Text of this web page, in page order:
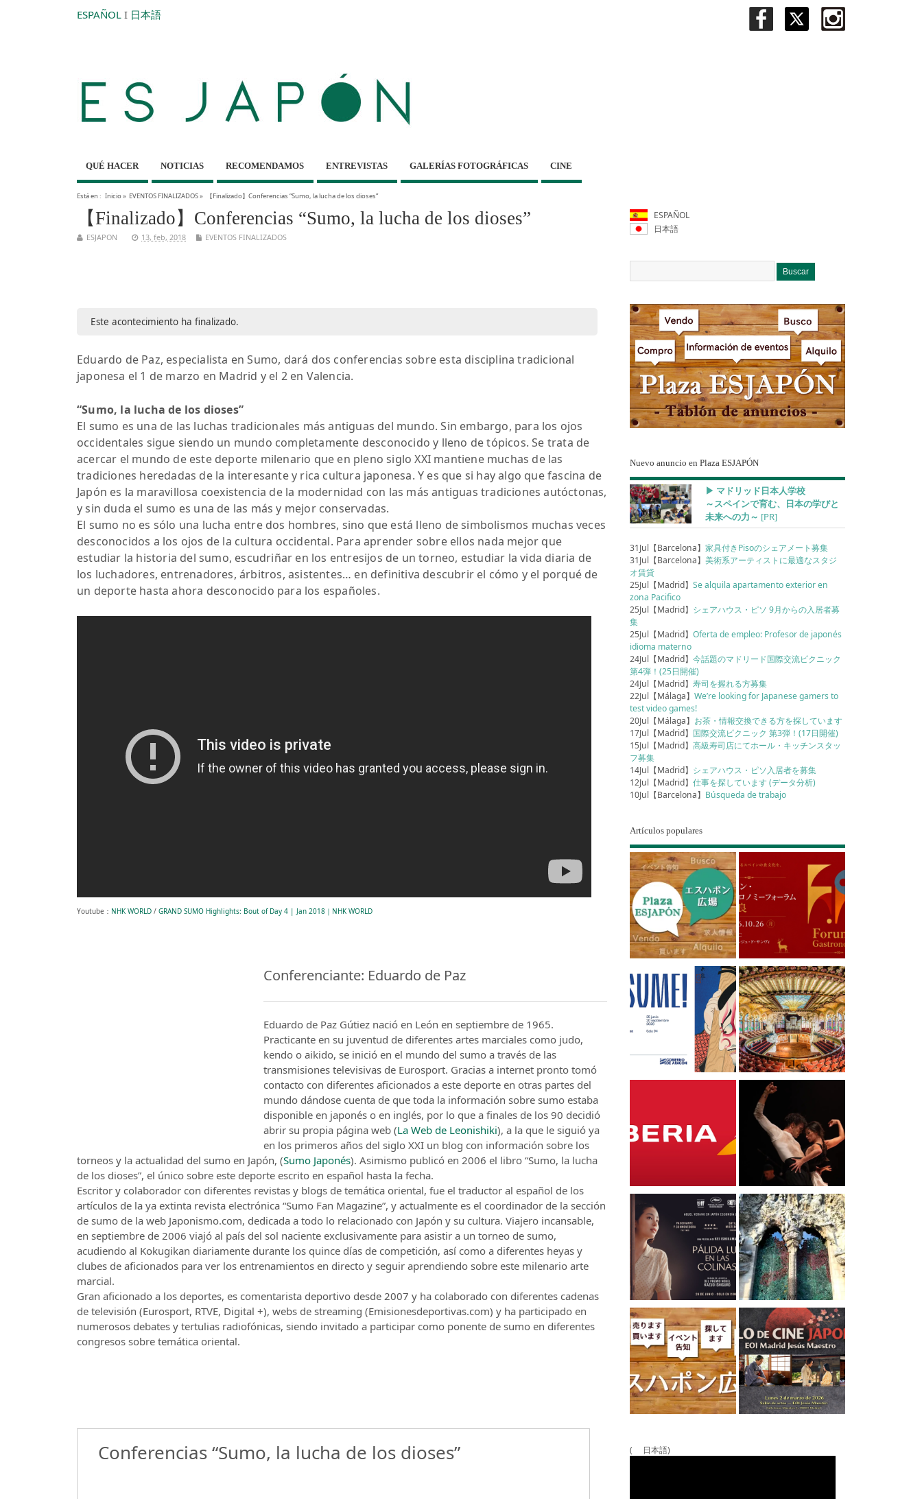
ESPAÑOL I 日本語
QUÉ HACER NOTICIAS RECOMENDAMOS ENTREVISTAS GALERÍAS FOTOGRÁFICAS CINE
Está en : Inicio» EVENTOS FINALIZADOS» 【Finalizado】Conferencias “Sumo, la lucha de los dioses”
【Finalizado】Conferencias “Sumo, la lucha de los dioses”
ESJAPON 13, feb, 2018 EVENTOS FINALIZADOS
Este acontecimiento ha finalizado.
Eduardo de Paz, especialista en Sumo, dará dos conferencias sobre esta disciplina tradicional
japonesa el 1 de marzo en Madrid y el 2 en Valencia.
“Sumo, la lucha de los dioses”
El sumo es una de las luchas tradicionales más antiguas del mundo. Sin embargo, para los ojos
occidentales sigue siendo un mundo completamente desconocido y lleno de tópicos. Se trata de
acercar el mundo de este deporte milenario que en pleno siglo XXI mantiene muchas de las
tradiciones heredadas de la interesante y rica cultura japonesa. Y es que si hay algo que fascina de
Japón es la maravillosa coexistencia de la modernidad con las más antiguas tradiciones autóctonas,
y sin duda el sumo es una de las más y mejor conservadas.
El sumo no es sólo una lucha entre dos hombres, sino que está lleno de simbolismos muchas veces
desconocidos a los ojos de la cultura occidental. Para aprender sobre ellos nada mejor que
estudiar la historia del sumo, escudriñar en los entresijos de un torneo, estudiar la vida diaria de
los luchadores, entrenadores, árbitros, asistentes… en definitiva descubrir el cómo y el porqué de
un deporte hasta ahora desconocido para los españoles.
Youtube： NHK WORLD / GRAND SUMO Highlights: Bout of Day 4 | Jan 2018｜NHK WORLD
Conferenciante: Eduardo de Paz
Eduardo de Paz Gútiez nació en León en septiembre de 1965.
Practicante en su juventud de diferentes artes marciales como judo,
kendo o aikido, se inició en el mundo del sumo a través de las
transmisiones televisivas de Eurosport. Gracias a internet pronto tomó
contacto con diferentes aficionados a este deporte en otras partes del
mundo dándose cuenta de que toda la información sobre sumo estaba
disponible en japonés o en inglés, por lo que a finales de los 90 decidió
abrir su propia página web (La Web de Leonishiki), a la que le siguió ya
en los primeros años del siglo XXI un blog con información sobre los
torneos y la actualidad del sumo en Japón, (Sumo Japonés). Asimismo publicó en 2006 el libro “Sumo, la lucha
de los dioses”, el único sobre este deporte escrito en español hasta la fecha.
Escritor y colaborador con diferentes revistas y blogs de temática oriental, fue el traductor al español de los
artículos de la ya extinta revista electrónica “Sumo Fan Magazine”, y actualmente es el coordinador de la sección
de sumo de la web Japonismo.com, dedicada a todo lo relacionado con Japón y su cultura. Viajero incansable,
en septiembre de 2006 viajó al país del sol naciente exclusivamente para asistir a un torneo de sumo,
acudiendo al Kokugikan diariamente durante los quince días de competición, así como a diferentes heyas y
clubes de aficionados para ver los entrenamientos en directo y seguir aprendiendo sobre este milenario arte
marcial.
Gran aficionado a los deportes, es comentarista deportivo desde 2007 y ha colaborado con diferentes cadenas
de televisión (Eurosport, RTVE, Digital +), webs de streaming (Emisionesdeportivas.com) y ha participado en
numerosos debates y tertulias radiofónicas, siendo invitado a participar como ponente de sumo en diferentes
congresos sobre temática oriental.
Conferencias “Sumo, la lucha de los dioses”
ESPAÑOL
日本語
Nuevo anuncio en Plaza ESJAPÓN
▶︎ マドリッド日本人学校
～スペインで育む、日本の学びと
未来への力～ [PR]
31Jul【Barcelona】家具付きPisoのシェアメート募集
31Jul【Barcelona】美術系アーティストに最適なスタジ
オ賃貸
25Jul【Madrid】Se alquila apartamento exterior en
zona Pacifico
25Jul【Madrid】 シェアハウス・ピソ 9月からの入居者募
集
25Jul【Madrid】Oferta de empleo: Profesor de japonés
idioma materno
24Jul【Madrid】今話題のマドリード国際交流ピクニック
第4弾！(25日開催)
24Jul【Madrid】寿司を握れる方募集
22Jul【Málaga】We’re looking for Japanese gamers to
test video games!
20Jul【Málaga】 お茶・情報交換できる方を探しています
17Jul【Madrid】 国際交流ピクニック 第3弾！(17日開催)
15Jul【Madrid】高級寿司店にてホール・キッチンスタッ
フ募集
14Jul【Madrid】 シェアハウス・ピソ入居者を募集
12Jul【Madrid】仕事を探しています (データ分析)
10Jul【Barcelona】 Búsqueda de trabajo
Artículos populares
( 日本語)